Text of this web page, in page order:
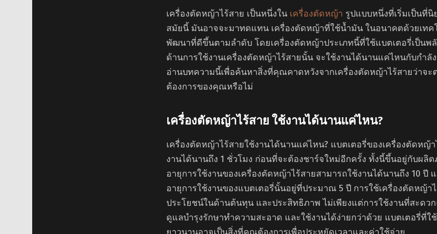
เครื่องตัดหญ้าไร้สาย เป็นหนึ่งใน เครื่องตัดหญ้า รูปแบบหนึ่งที่เริ่มเป็นที่
สมัยนี้ มันอาจจะมาทดแทน เครื่องตัดหญ้าที่ใช้น้ำมัน ในอนาคตด้วยเทค
พัฒนาที่ดีขึ้นตามลำดับ โดยเครื่องตัดหญ้าประเภทนี้ที่ใช้แบตเตอรี่เป็นพ
ด้านการใช้งานเครื่องตัดหญ้าไร้สายนั้น จะใช้งานได้นานแค่ไหนกับกำลั
อ่านบทความนี้เพื่อค้นหาสิ่งที่คุณคาดหวังจากเครื่องตัดหญ้าไร้สายว่าจะ
ต้องการของคุณหรือไม่
เครื่องตัดหญ้าไร้สาย ใช้งานได้นานแค่ไหน?
เครื่องตัดหญ้าไร้สายใช้งานได้นานแค่ไหน? แบตเตอรี่ของเครื่องตัดหญ้
งานได้นานถึง 1 ชั่วโมง ก่อนที่จะต้องชาร์จใหม่อีกครั้ง ทั้งนี้ขึ้นอยู่กับผ
อายุการใช้งานของเครื่องตัดหญ้าไร้สายสามารถใช้งานได้นานถึง 10 ปี
อายุการใช้งานของแบตเตอรี่นั้นอยู่ที่ประมาณ 5 ปี การใช้เครื่องตัดหญ้า
ประโยชน์ในด้านต้นทุน และประสิทธิภาพ ไม่เพียงแต่การใช้งานที่สะดว
ดูแลบำรุงรักษาทำความสะอาด และใช้งานได้ง่ายกว่าด้วย แบตเตอรี่ที่ใ